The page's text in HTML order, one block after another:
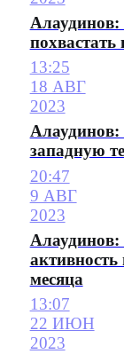
похвастать
13:25
18 АВГ
2023
Алаудинов:
западную
20:47
9 АВГ
2023
Алаудинов:
месяца
13:07
22 ИЮН
2023